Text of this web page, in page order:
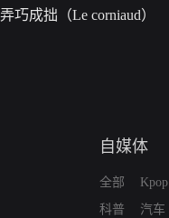
弄巧成拙（Le corniaud）
自媒体
全部
科普
Kpop
汽车